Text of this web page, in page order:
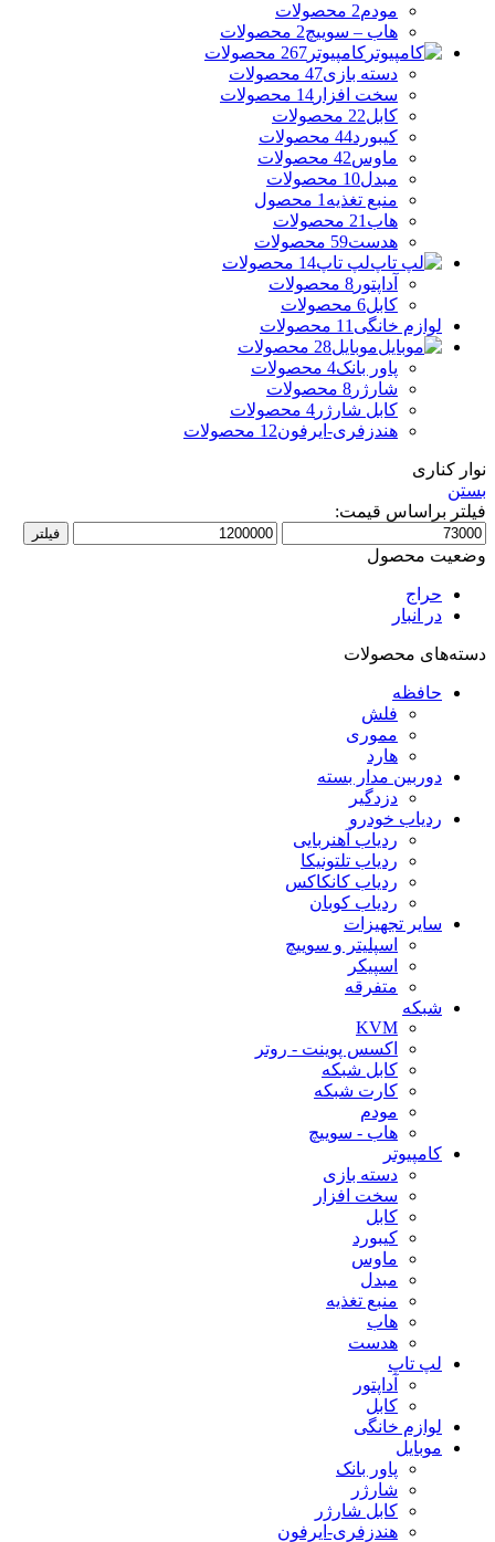
مودم2 محصولات
هاب – سوییچ2 محصولات
کامپیوتر 267 محصولات
دسته بازی47 محصولات
سخت افزار 14 محصولات
کابل22 محصولات
کیبورد44 محصولات
ماوس42 محصولات
مبدل10 محصولات
منبع تغذیه 1 محصول
هاب 21 محصولات
هدست59 محصولات
لپ تاپ14 محصولات
آداپتور 8 محصولات
کابل6 محصولات
لوازم خانگی 11 محصولات
موبایل28 محصولات
پاور بانک4 محصولات
شارژر 8 محصولات
کابل شارژر 4 محصولات
هندزفری-ایرفون12 محصولات
نوار کناری
بستن
فیلتر براساس قیمت:
حداقل
قیمت
حداکثر
فیلتر
وضعیت محصول
حراج
در انبار
دسته‌های محصولات
حافظه
فلش
مموری
هارد
دوربین مدار بسته
دزدگیر
ردیاب خودرو
ردیاب آهنربایی
ردیاب تلتونیکا
ردیاب کانکاکس
ردیاب کوبان
سایر تجهیزات
اسپلیتر و سوییچ
اسپیکر
متفرقه
شبکه
KVM
اکسس پوینت - روتر
کابل شبکه
کارت شبکه
مودم
هاب - سوییچ
کامپیوتر
دسته بازی
سخت افزار
کابل
کیبورد
ماوس
مبدل
منبع تغذیه
هاب
هدست
لپ تاپ
آداپتور
کابل
لوازم خانگی
موبایل
پاور بانک
شارژر
کابل شارژر
هندزفری-ایرفون